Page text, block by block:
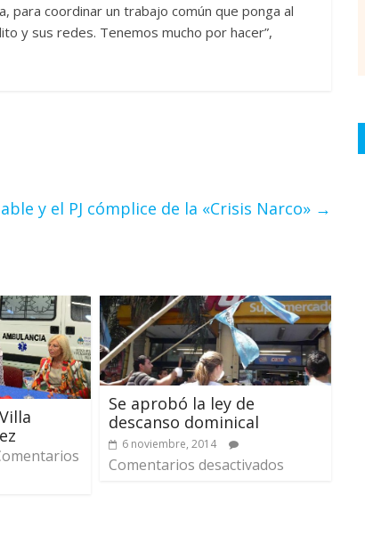
para coordinar un trabajo común que ponga al
y sus redes. Tenemos mucho por hacer”,
y el PJ cómplice de la «Crisis Narco» →
Se aprobó la ley de
descanso dominical
6 noviembre, 2014
Comentarios desactivados